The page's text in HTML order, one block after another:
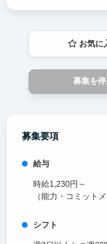
お気に
募集を
募集要項
給与
時給1,230円～
（能力・コミット
シフト